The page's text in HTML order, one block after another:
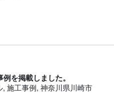
を掲載しました。
, 施工事例, 神奈川県川崎市